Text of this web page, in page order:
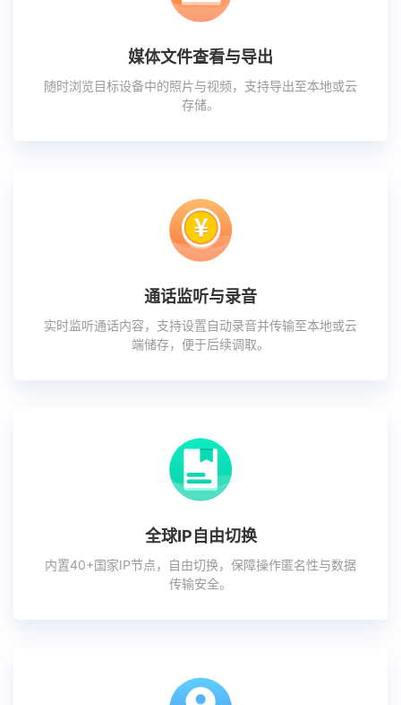
媒体文件查看与导出
随时浏览目标设备中的照片与视频，支持导出至本地或云
存储。
通话监听与录音
实时监听通话内容，支持设置自动录音并传输至本地或云
端储存，便于后续调取。
全球IP自由切换
内置40+国家IP节点，自由切换，保障操作匿名性与数据
传输安全。